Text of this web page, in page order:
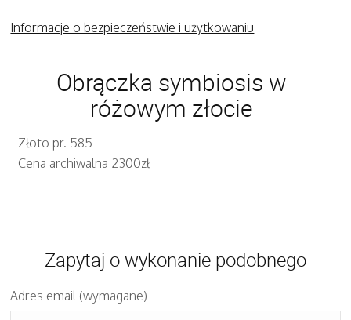
Informacje o bezpieczeństwie i użytkowaniu
Obrączka symbiosis w
różowym złocie
Złoto pr. 585
Cena archiwalna 2300zł
Zapytaj o wykonanie podobnego
Adres email (wymagane)